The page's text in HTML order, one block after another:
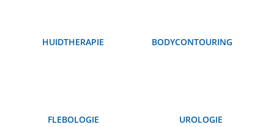
HUIDTHERAPIE BODYCONTOURING
FLEBOLOGIE UROLOGIE